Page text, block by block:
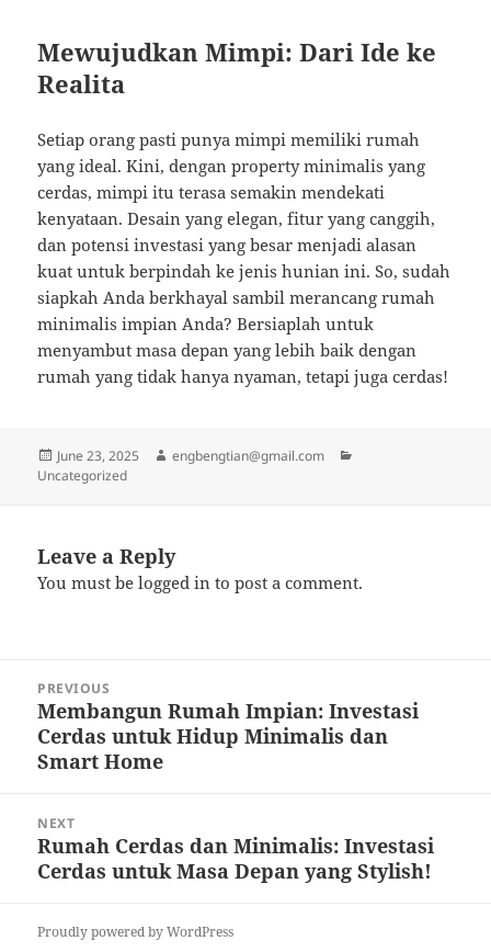
Mewujudkan Mimpi: Dari Ide ke
Realita
Setiap orang pasti punya mimpi memiliki rumah
yang ideal. Kini, dengan property minimalis yang
cerdas, mimpi itu terasa semakin mendekati
kenyataan. Desain yang elegan, fitur yang canggih,
dan potensi investasi yang besar menjadi alasan
kuat untuk berpindah ke jenis hunian ini. So, sudah
siapkah Anda berkhayal sambil merancang rumah
minimalis impian Anda? Bersiaplah untuk
menyambut masa depan yang lebih baik dengan
rumah yang tidak hanya nyaman, tetapi juga cerdas!
Posted
on
June 23, 2025 Author
engbengtian@gmail.com
Uncategorized
Leave a Reply
You must belogged in to post a comment.
navigation
PREVIOUS
Previous
post:
Membangun Rumah Impian: Investasi
Cerdas untuk Hidup Minimalis dan
Smart Home
NEXT
Next
post:
Rumah Cerdas dan Minimalis: Investasi
Cerdas untuk Masa Depan yang Stylish!
Proudly powered by WordPress